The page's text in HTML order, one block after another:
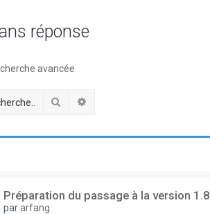
réponse
avancée
Rechercher
Préparation du passage à la version 1.8
pararfang